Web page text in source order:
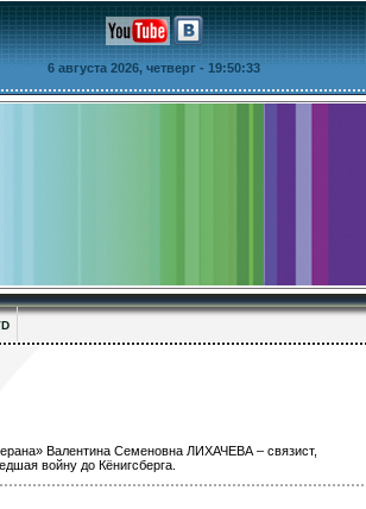
6 августа 2026, четверг - 19:50:33
Валентина Семеновна ЛИХАЧЕВА – связист,
войну до Кёнигсберга.